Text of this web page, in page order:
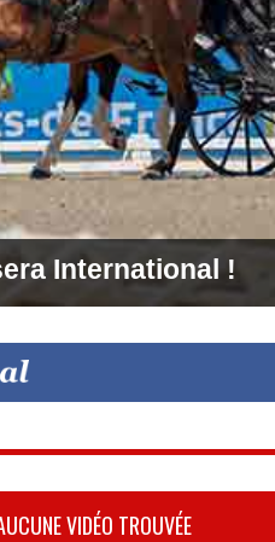
International !
VIDÉO TROUVÉE